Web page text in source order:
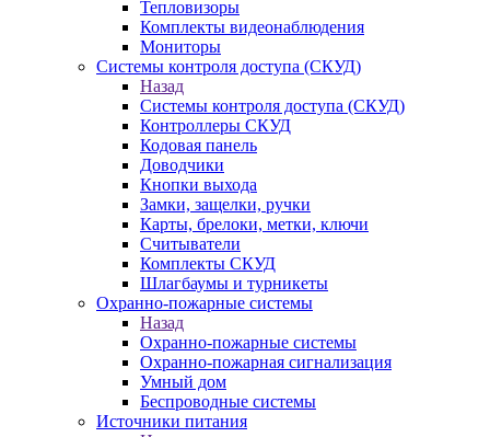
Тепловизоры
Комплекты видеонаблюдения
Мониторы
Системы контроля доступа (СКУД)
Назад
Системы контроля доступа (СКУД)
Контроллеры СКУД
Кодовая панель
Доводчики
Кнопки выхода
Замки, защелки, ручки
Карты, брелоки, метки, ключи
Считыватели
Комплекты СКУД
Шлагбаумы и турникеты
Охранно-пожарные системы
Назад
Охранно-пожарные системы
Охранно-пожарная сигнализация
Умный дом
Беспроводные системы
Источники питания